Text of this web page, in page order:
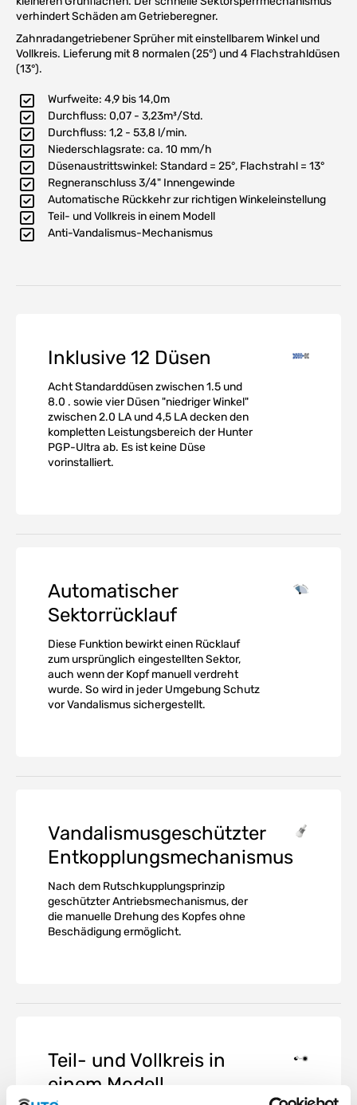
verhindert Schäden am Getrieberegner.
Zahnradangetriebener Sprüher mit einstellbarem Winkel und
Vollkreis. Lieferung mit 8 normalen (25°) und 4 Flachstrahldüsen
(13°).
Wurfweite: 4,9 bis 14,0m
Durchfluss: 0,07 - 3,23m³/Std.
Durchfluss: 1,2 - 53,8 l/min.
Niederschlagsrate: ca. 10 mm/h
Düsenaustrittswinkel: Standard = 25°, Flachstrahl = 13°
Regneranschluss 3/4" Innengewinde
Automatische Rückkehr zur richtigen Winkeleinstellung
Teil- und Vollkreis in einem Modell
Anti-Vandalismus-Mechanismus
Inklusive 12 Düsen
Acht Standarddüsen zwischen 1.5 und
8.0 . sowie vier Düsen "niedriger Winkel"
zwischen 2.0 LA und 4,5 LA decken den
kompletten Leistungsbereich der Hunter
PGP-Ultra ab. Es ist keine Düse
vorinstalliert.
Automatischer
Sektorrücklauf
Diese Funktion bewirkt einen Rücklauf
zum ursprünglich eingestellten Sektor,
auch wenn der Kopf manuell verdreht
wurde. So wird in jeder Umgebung Schutz
vor Vandalismus sichergestellt.
Vandalismusgeschützter
Entkopplungsmechanismus
Nach dem Rutschkupplungsprinzip
geschützter Antriebsmechanismus, der
die manuelle Drehung des Kopfes ohne
Beschädigung ermöglicht.
Teil- und Vollkreis in
einem Modell